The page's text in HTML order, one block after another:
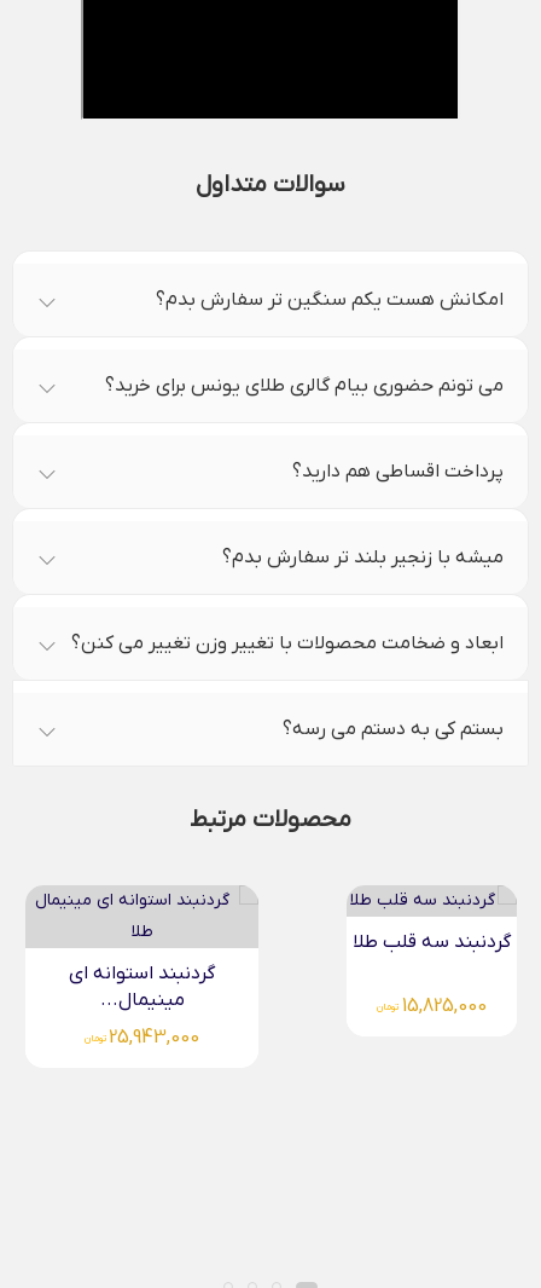
سوالات متداول
امکانش هست یکم سنگین تر سفارش بدم؟
می تونم حضوری بیام گالری طلای یونس برای خرید؟
پرداخت اقساطی هم دارید؟
میشه با زنجیر بلند تر سفارش بدم؟
ابعاد و ضخامت محصولات با تغییر وزن تغییر می کنن؟
بستم کی به دستم می رسه؟
محصولات مرتبط
مینیمال...
گردنبند حب طلا
15,570,000 تومان